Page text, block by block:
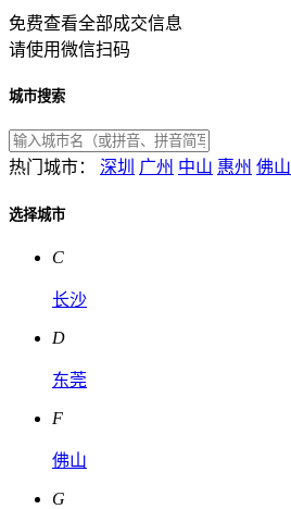
免费查看全部成交信息
请使用微信扫码
城市搜索
热门城市： 深圳 广州 中山 惠州 佛山
选择城市
C
长沙
D
东莞
F
佛山
G